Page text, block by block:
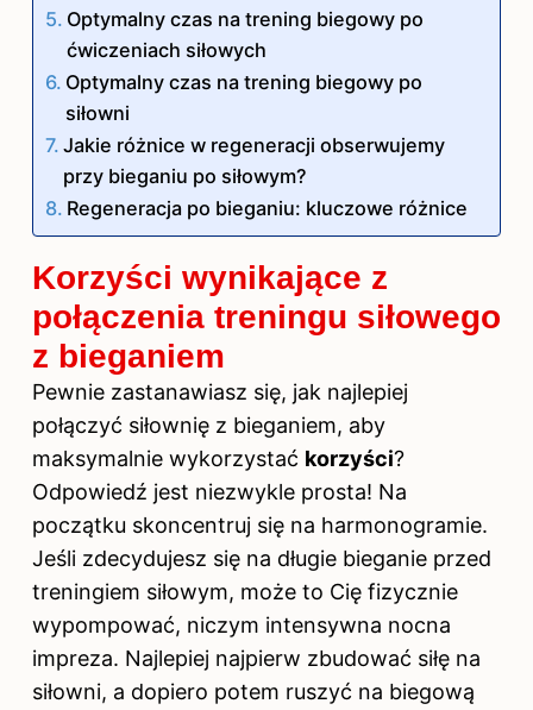
Optymalny czas na trening biegowy po
ćwiczeniach siłowych
Optymalny czas na trening biegowy po
siłowni
Jakie różnice w regeneracji obserwujemy
przy bieganiu po siłowym?
Regeneracja po bieganiu: kluczowe różnice
Korzyści wynikające z
połączenia treningu siłowego
z bieganiem
Pewnie zastanawiasz się, jak najlepiej
połączyć siłownię z bieganiem, aby
maksymalnie wykorzystać korzyści?
Odpowiedź jest niezwykle prosta! Na
początku skoncentruj się na harmonogramie.
Jeśli zdecydujesz się na długie bieganie przed
treningiem siłowym, może to Cię fizycznie
wypompować, niczym intensywna nocna
impreza. Najlepiej najpierw zbudować siłę na
siłowni, a dopiero potem ruszyć na biegową